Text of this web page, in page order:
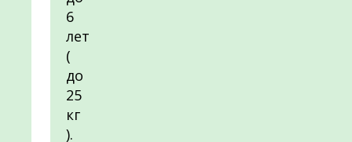
6
лет
(
до
25
кг
).